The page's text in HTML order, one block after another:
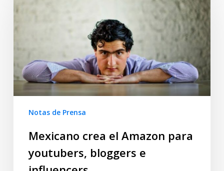
Notas de Prensa
Mexicano crea el Amazon para
youtubers, bloggers e